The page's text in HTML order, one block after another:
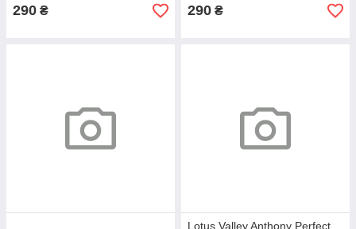
290 ₴ 290 ₴
Lotus Valley Anthony Perfect